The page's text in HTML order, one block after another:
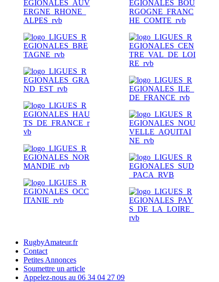
RugbyAmateur.fr
Contact
Petites Annonces
Soumettre un article
Appelez-nous au 06 34 04 27 09